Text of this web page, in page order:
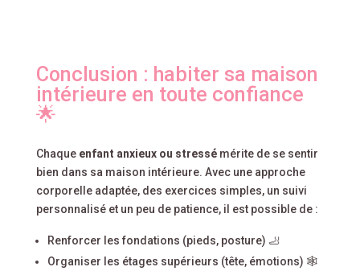
Conclusion : habiter sa maison
intérieure en toute confiance
🌟
Chaque enfant anxieux ou stressémérite de se sentir
bien dans sa maison intérieure. Avec une approche
corporelle adaptée, des exercices simples, un suivi
personnalisé et un peu de patience, il est possible de :
Renforcer les fondations (pieds, posture) 🦶
Organiser les étages supérieurs (tête, émotions) 🕸️